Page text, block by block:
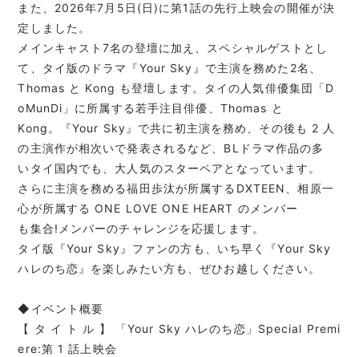
また、2026年7月5日(日)に第1話の先行上映会の開催が決
定しました。
メインキャスト7名の登壇に加え、スペシャルゲストとし
て、タイ版のドラマ『Your Sky』で主演を務めた2名、
Thomas と Kong も登壇します。タイの人気俳優集団「D
oMunDi」に所属する若手注目俳優、Thomas と
Kong。『Your Sky』で共に初主演を務め、その後も 2 人
の主演作が相次いで発表されるなど、BLドラマ作品の多
いタイ国内でも、大人気のスターペアとなっています。
さらに主演を務める福田歩汰が所属するDXTEEN、相原一
心が所属する ONE LOVE ONE HEART のメンバー
も集合!メンバーのチャレンジを応援します。
タイ版『Your Sky』ファンの方も、いち早く『Your Sky
ハレのち恋』を楽しみたい方も、ぜひお越しください。
◆イベント概要
【 タ イ ト ル 】 「Your Sky ハレのち恋」Special Premi
ere:第 1 話上映会